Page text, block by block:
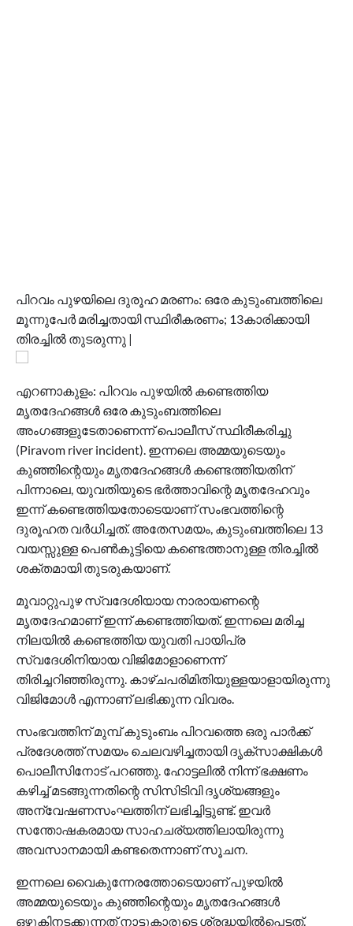
പിറവം പുഴയിലെ ദുരൂഹ മരണം: ഒരേ കുടുംബത്തിലെ
മൂന്നുപേർ മരിച്ചതായി സ്ഥിരീകരണം; 13കാരിക്കായി
തിരച്ചിൽ തുടരുന്നു |
എറണാകുളം: പിറവം പുഴയിൽ കണ്ടെത്തിയ
മൃതദേഹങ്ങൾ ഒരേ കുടുംബത്തിലെ
അംഗങ്ങളുടേതാണെന്ന് പൊലീസ് സ്ഥിരീകരിച്ചു
(Piravom river incident). ഇന്നലെ അമ്മയുടെയും
കുഞ്ഞിന്റെയും മൃതദേഹങ്ങൾ കണ്ടെത്തിയതിന്
പിന്നാലെ, യുവതിയുടെ ഭർത്താവിന്റെ മൃതദേഹവും
ഇന്ന് കണ്ടെത്തിയതോടെയാണ് സംഭവത്തിന്റെ
ദുരൂഹത വർധിച്ചത്. അതേസമയം, കുടുംബത്തിലെ 13
വയസ്സുള്ള പെൺകുട്ടിയെ കണ്ടെത്താനുള്ള തിരച്ചിൽ
ശക്തമായി തുടരുകയാണ്.
മൂവാറ്റുപുഴ സ്വദേശിയായ നാരായണന്റെ
മൃതദേഹമാണ് ഇന്ന് കണ്ടെത്തിയത്. ഇന്നലെ മരിച്ച
നിലയിൽ കണ്ടെത്തിയ യുവതി പായിപ്ര
സ്വദേശിനിയായ വിജിമോളാണെന്ന്
തിരിച്ചറിഞ്ഞിരുന്നു. കാഴ്ചപരിമിതിയുള്ളയാളായിരുന്നു
വിജിമോൾ എന്നാണ് ലഭിക്കുന്ന വിവരം.
സംഭവത്തിന് മുമ്പ് കുടുംബം പിറവത്തെ ഒരു പാർക്ക്
പ്രദേശത്ത് സമയം ചെലവഴിച്ചതായി ദൃക്സാക്ഷികൾ
പൊലീസിനോട് പറഞ്ഞു. ഹോട്ടലിൽ നിന്ന് ഭക്ഷണം
കഴിച്ച് മടങ്ങുന്നതിന്റെ സിസിടിവി ദൃശ്യങ്ങളും
അന്വേഷണസംഘത്തിന് ലഭിച്ചിട്ടുണ്ട്. ഇവർ
സന്തോഷകരമായ സാഹചര്യത്തിലായിരുന്നു
അവസാനമായി കണ്ടതെന്നാണ് സൂചന.
ഇന്നലെ വൈകുന്നേരത്തോടെയാണ് പുഴയിൽ
അമ്മയുടെയും കുഞ്ഞിന്റെയും മൃതദേഹങ്ങൾ
ഒഴുകിനടക്കുന്നത് നാട്ടുകാരുടെ ശ്രദ്ധയിൽപ്പെട്ടത്.